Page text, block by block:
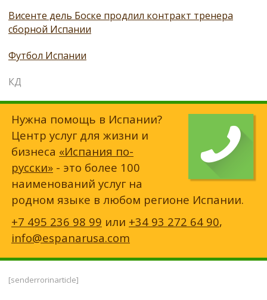
Висенте дель Боске продлил контракт тренера
сборной Испании
Футбол Испании
КД
Нужна помощь в Испании?
Центр услуг для жизни и
бизнеса «Испания по-
русски» - это более 100
наименований услуг на
родном языке в любом регионе Испании.
+7 495 236 98 99 или +34 93 272 64 90,
info@espanarusa.com
[senderrorinarticle]